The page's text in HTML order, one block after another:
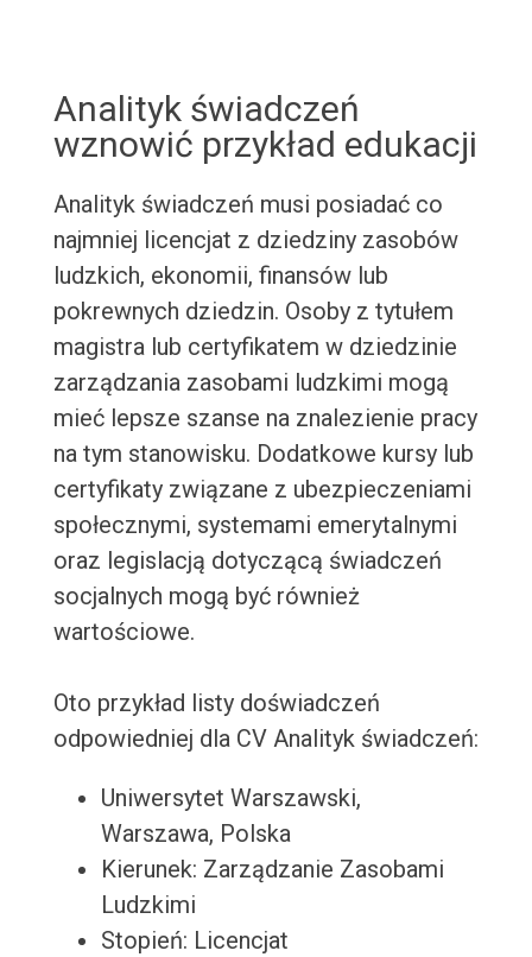
Analityk świadczeń
wznowić przykład edukacji
Analityk świadczeń musi posiadać co
najmniej licencjat z dziedziny zasobów
ludzkich, ekonomii, finansów lub
pokrewnych dziedzin. Osoby z tytułem
magistra lub certyfikatem w dziedzinie
zarządzania zasobami ludzkimi mogą
mieć lepsze szanse na znalezienie pracy
na tym stanowisku. Dodatkowe kursy lub
certyfikaty związane z ubezpieczeniami
społecznymi, systemami emerytalnymi
oraz legislacją dotyczącą świadczeń
socjalnych mogą być również
wartościowe.
Oto przykład listy doświadczeń
odpowiedniej dla CV Analityk świadczeń:
Uniwersytet Warszawski,
Warszawa, Polska
Kierunek: Zarządzanie Zasobami
Ludzkimi
Stopień: Licencjat